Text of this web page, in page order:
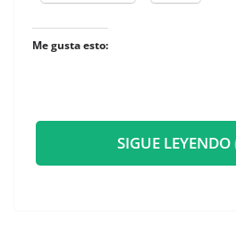
Me gusta esto:
SIGUE LEYENDO